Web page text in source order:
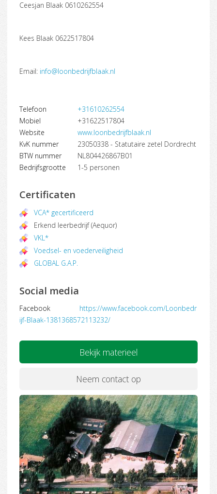
Ceesjan Blaak 0610262554
Kees Blaak 0622517804
Email: info@loonbedrijfblaak.nl
Telefoon
+31610262554
Mobiel
+31622517804
Website
www.loonbedrijfblaak.nl
KvK nummer
23050338 - Statutaire zetel Dordrecht
BTW nummer
NL804426867B01
Bedrijfsgrootte
1-5 personen
Certificaten
VCA* gecertificeerd
Erkend leerbedrijf (Aequor)
VKL*
Voedsel- en voederveiligheid
GLOBAL G.A.P.
Social media
Facebook
https://www.facebook.com/Loonbedr
ijf-Blaak-1381368572113232/
Bekijk materieel
Neem contact op